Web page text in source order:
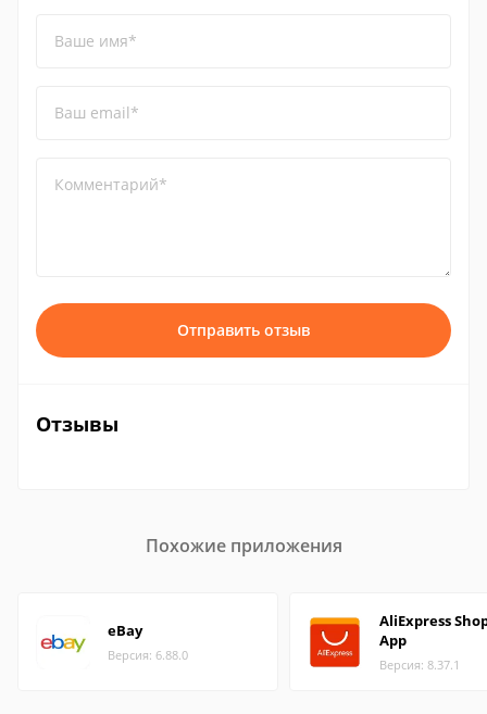
Ваше имя*
Ваш email*
Комментарий*
Отправить отзыв
Отзывы
Похожие приложения
eBay
Версия: 6.88.0
AliExpress
App
Версия: 8.37.1